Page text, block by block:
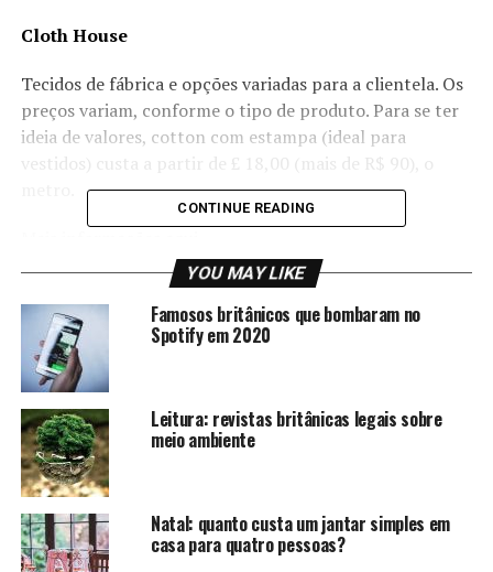
Cloth House
Tecidos de fábrica e opções variadas para a clientela. Os
preços variam, conforme o tipo de produto. Para se ter
ideia de valores, cotton com estampa (ideal para
vestidos) custa a partir de £ 18,00 (mais de R$ 90), o
Joel and Son Fabrics
A loja traz uma infinidade de tecidos e, entre as opções,
vale destacar o tradicional algodão, que é bastante
versátil e bem queridinho entre as pessoas. Tecido puro
algodão, de origem italiana, custa a partir de £ 24.90
(mais de R$ 137), o metro.
Mais informações
Liberty London
CONTINUE READING
YOU MAY LIKE
Famosos britânicos que bombaram no
Spotify em 2020
Leitura: revistas britânicas legais sobre
meio ambiente
Natal: quanto custa um jantar simples em
casa para quatro pessoas?